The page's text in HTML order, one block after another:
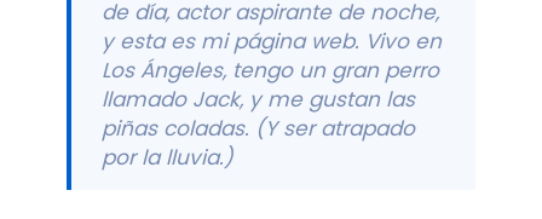
de día, actor aspirante de noche,
y esta es mi página web. Vivo en
Los Ángeles, tengo un gran perro
llamado Jack, y me gustan las
piñas coladas. (Y ser atrapado
por la lluvia.)